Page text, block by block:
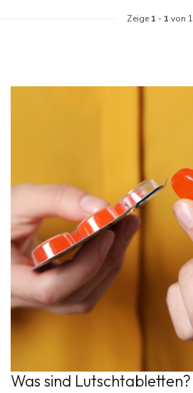
Zeige 1 - 1 von 1
Was sind Lutschtabletten?